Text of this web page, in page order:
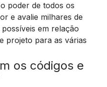
poder de todos os
e avalie milhares de
em relação
projeto para as várias
os códigos e